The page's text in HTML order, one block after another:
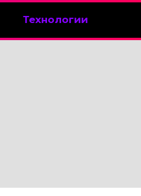
Технологии